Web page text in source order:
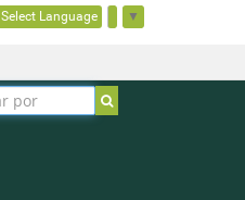
Select Language ▼